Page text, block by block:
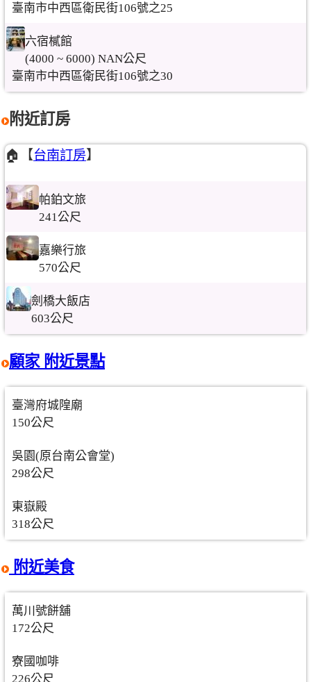
臺南市中西區衛民街106號之25
六宿樲館
(4000 ~ 6000) NAN公尺
臺南市中西區衛民街106號之30
附近訂房
🏠【台南訂房】
帕鉑文旅
241公尺
嘉樂行旅
570公尺
劍橋大飯店
603公尺
顧家 附近景點
臺灣府城隍廟
150公尺
吳園(原台南公會堂)
298公尺
東嶽殿
318公尺
附近美食
萬川號餅舖
172公尺
寮國咖啡
226公尺